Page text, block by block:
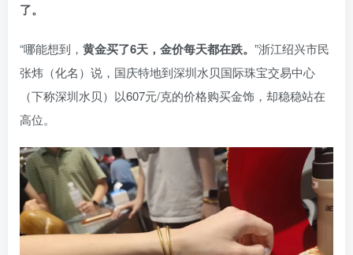
了。
“哪能想到， 黄金买了6天，金价每天都在跌。 ”浙江绍兴市民
张炜（化名）说，国庆特地到深圳水贝国际珠宝交易中心
（下称深圳水贝）以607元/克的价格购买金饰，却稳稳站在
高位。